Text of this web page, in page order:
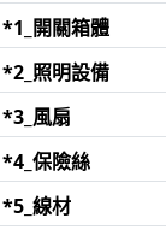
*1_開關箱體
*2_照明設備
*3_風扇
*4_保險絲
*5_線材